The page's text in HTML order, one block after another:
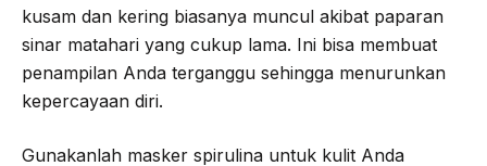
kusam dan kering biasanya muncul akibat paparan
sinar matahari yang cukup lama. Ini bisa membuat
penampilan Anda terganggu sehingga menurunkan
kepercayaan diri.
Gunakanlah masker spirulina untuk kulit Anda